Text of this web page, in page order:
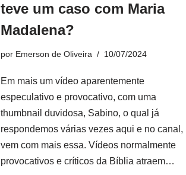
teve um caso com Maria
Madalena?
por Emerson de Oliveira 10/07/2024
Em mais um vídeo aparentemente
especulativo e provocativo, com uma
thumbnail duvidosa, Sabino, o qual já
respondemos várias vezes aqui e no canal,
vem com mais essa. Vídeos normalmente
provocativos e críticos da Bíblia atraem…